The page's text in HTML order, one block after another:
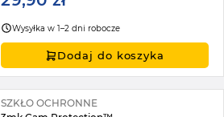
Wysyłka w 1–2 dni robocze
Dodaj do koszyka
SZKŁO OCHRONNE